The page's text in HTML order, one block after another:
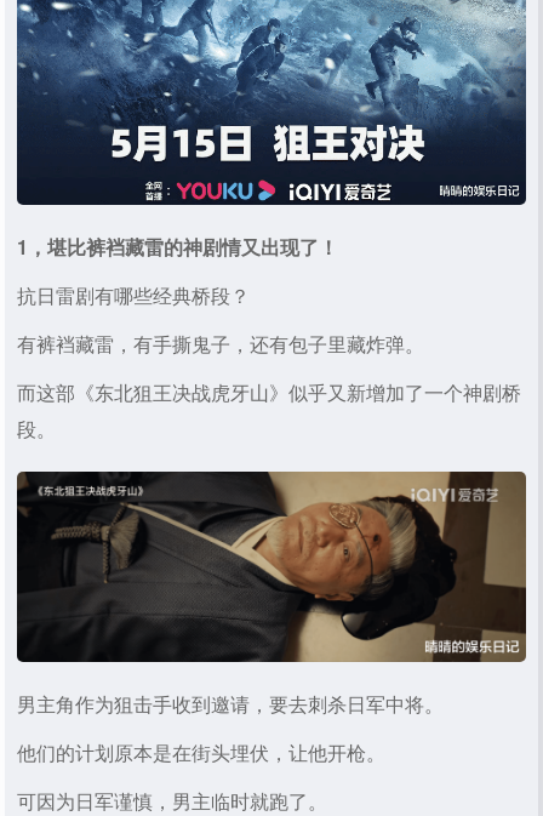
1，堪比裤裆藏雷的神剧情又出现了！
抗日雷剧有哪些经典桥段？
有裤裆藏雷，有手撕鬼子，还有包子里藏炸弹。
而这部《东北狙王决战虎牙山》似乎又新增加了一个神剧桥
段。
男主角作为狙击手收到邀请，要去刺杀日军中将。
他们的计划原本是在街头埋伏，让他开枪。
可因为日军谨慎，男主临时就跑了。